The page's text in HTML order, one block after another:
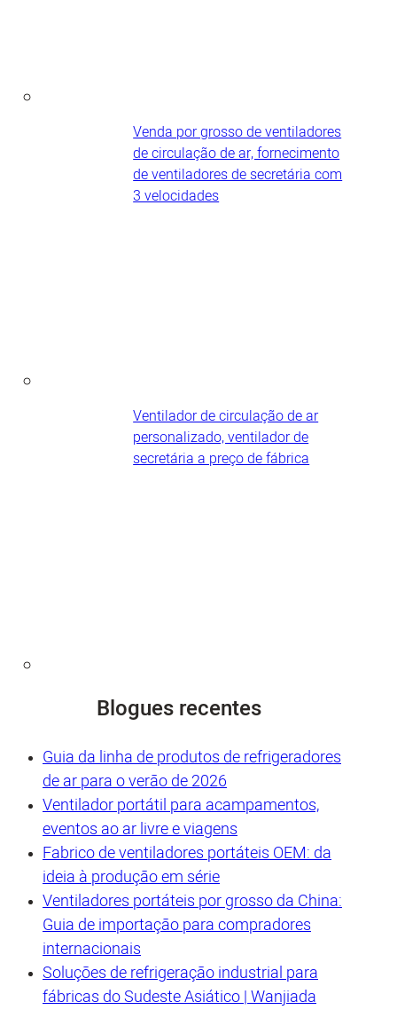
Venda por grosso de ventiladores
de circulação de ar, fornecimento
de ventiladores de secretária com
3 velocidades
Ventilador de circulação de ar
personalizado, ventilador de
secretária a preço de fábrica
Blogues recentes
Guia da linha de produtos de refrigeradores
de ar para o verão de 2026
Ventilador portátil para acampamentos,
eventos ao ar livre e viagens
Fabrico de ventiladores portáteis OEM: da
ideia à produção em série
Ventiladores portáteis por grosso da China:
Guia de importação para compradores
internacionais
Soluções de refrigeração industrial para
fábricas do Sudeste Asiático | Wanjiada